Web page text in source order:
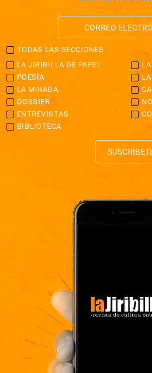
TODAS LAS SECCIONES
LA JIRIBILLA DE PAPEL
POESÍA
LA MIRADA
DOSSIER
ENTREVISTAS
BIBLIOTECA